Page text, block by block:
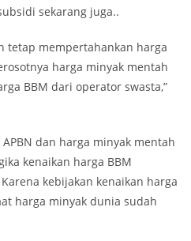
sekarang juga..
tetap mempertahankan harga
harga minyak mentah
BBM dari operator swasta,”
dan harga minyak mentah
kenaikan harga BBM
kebijakan kenaikan harga
harga minyak dunia sudah